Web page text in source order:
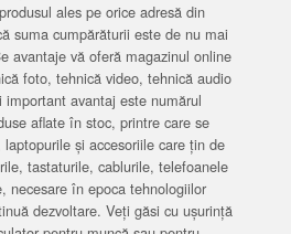
ales pe orice adresă din
suma cumpărăturii este de nu mai
avantaje vă oferă magazinul online
foto, tehnică video, tehnică audio
important avantaj este numărul
aflate în stoc, printre care se
și accesoriile care țin de
tastaturile, cablurile, telefoanele
necesare în epoca tehnologiilor
dezvoltare. Veți găsi cu ușurință